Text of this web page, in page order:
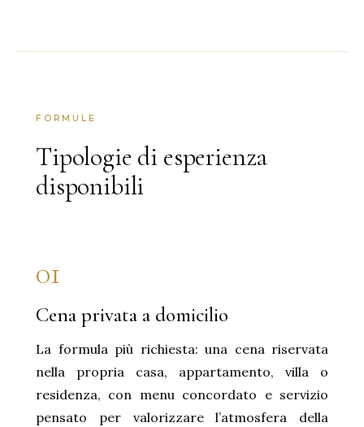
FORMULE
Tipologie di esperienza
disponibili
01
Cena privata a domicilio
La formula più richiesta: una cena riservata
nella propria casa, appartamento, villa o
residenza, con menu concordato e servizio
pensato per valorizzare l’atmosfera della